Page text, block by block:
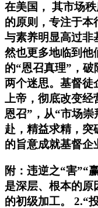
在美国， 其市场
的原则，专注于本
与素养明显高过非
然也更多地临到他
的“恩召真理”，
两个迷思。基督徒
上帝，彻底改变经
恩召”，从“市场
赴，精益求精，突
的旨意成就基督企
附：违逆之“害”“
是深层、根本的原
的初级加工。
2.“